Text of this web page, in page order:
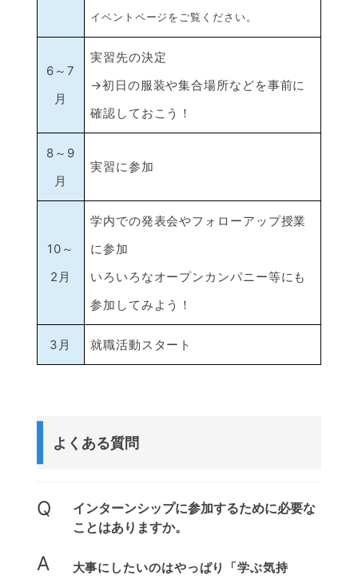
イベントページをご覧ください。
6～7
月
実習先の決定
→初日の服装や集合場所などを事前に
確認しておこう！
8～9
月
実習に参加
10～
2月
学内での発表会やフォローアップ授業
に参加
いろいろなオープンカンパニー等にも
参加してみよう！
3月 就職活動スタート
よくある質問
Q
インターンシップに参加するために必要な
ことはありますか。
A
大事にしたいのはやっぱり「学ぶ気持